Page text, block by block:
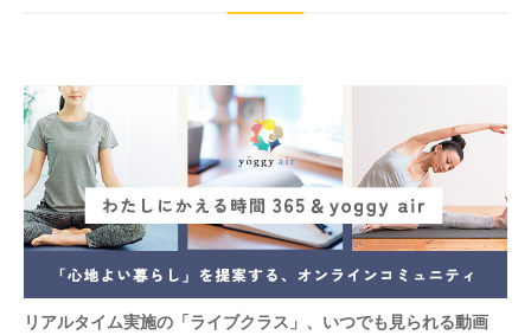
リアルタイム実施の「ライブクラス」、いつでも見られる動画